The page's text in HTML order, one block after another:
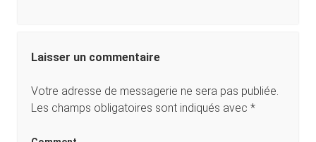
Laisser un commentaire
Votre adresse de messagerie ne sera pas publiée.
Les champs obligatoires sont indiqués avec *